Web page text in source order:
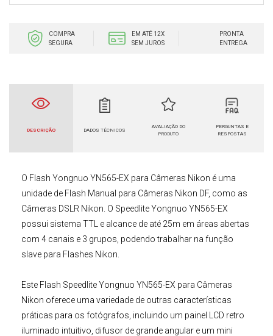
COMPRA
SEGURA
EM ATÉ 12X
SEM JUROS
PRONTA
ENTREGA
DESCRIÇÃO DADOS TÉCNICOS
AVALIAÇÃO DO
PRODUTO
PERGUNTAS E
RESPOSTAS
O Flash Yongnuo YN565-EX para Câmeras Nikon é uma
unidade de Flash Manual para Câmeras Nikon DF, como as
Câmeras DSLR Nikon. O Speedlite Yongnuo YN565-EX
possui sistema TTL e alcance de até 25m em áreas abertas
com 4 canais e 3 grupos, podendo trabalhar na função
slave para Flashes Nikon.
Este Flash SpeedliteYongnuo YN565-EX para Câmeras
Nikon oferece uma variedade de outras características
práticas para os fotógrafos, incluindo um painel LCD retro
iluminado intuitivo, difusor de grande angular e um mini